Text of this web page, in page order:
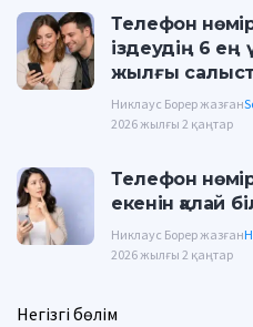
Телефон
іздеудің 6 ең
жылғы
Никлаус Борер жазған
2026 жылғы 2 қаңтар
Телефон
екенін қалай
Никлаус Борер жазған
2026 жылғы 2 қаңтар
Негізгі бөлім